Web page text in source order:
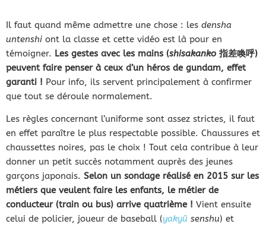
Il faut quand même admettre une chose : les densha
untenshi ont la classe et cette vidéo est là pour en
témoigner. Les gestes avec les mains (shisakanko 指差喚呼)
peuvent faire penser à ceux d’un héros de gundam, effet
garanti ! Pour info, ils servent principalement à confirmer
que tout se déroule normalement.
Les règles concernant l’uniforme sont assez strictes, il faut
en effet paraître le plus respectable possible. Chaussures et
chaussettes noires, pas le choix ! Tout cela contribue à leur
donner un petit succès notamment auprès des jeunes
garçons japonais. Selon un sondage réalisé en 2015 sur les
métiers que veulent faire les enfants, le métier de
conducteur (train ou bus) arrive quatrième ! Vient ensuite
celui de policier, joueur de baseball (yakyû senshu) et